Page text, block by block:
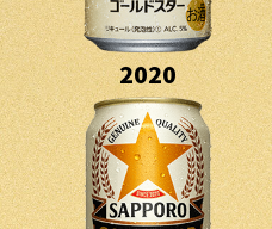
2020